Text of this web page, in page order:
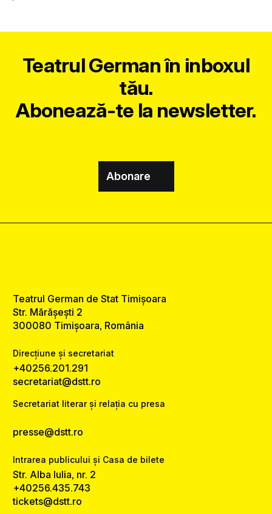
Teatrul German în inboxul
tău.
Abonează-te la newsletter.
Abonare
Teatrul German de Stat Timișoara
Str. Mărășești 2
300080 Timișoara, România
Direcțiune și secretariat
+40256.201.291
secretariat@dstt.ro
Secretariat literar și relația cu presa
presse@dstt.ro
Intrarea publicului și Casa de bilete
Str. Alba Iulia, nr. 2
+40256.435.743
tickets@dstt.ro